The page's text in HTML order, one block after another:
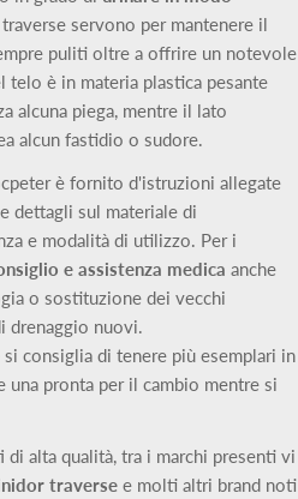
servono per mantenere il
puliti oltre a offrire un notevole
telo è in materia plastica pesante
alcuna piega, mentre il lato
alcun fastidio o sudore.
è fornito d'istruzioni allegate
dettagli sul materiale di
e modalità di utilizzo. Per i
e assistenza medica anche
o sostituzione dei vecchi
drenaggio nuovi.
consiglia di tenere più esemplari in
una pronta per il cambio mentre si
alta qualità, tra i marchi presenti vi
traverse e molti altri brand noti